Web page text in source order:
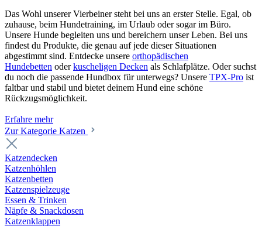
Das Wohl unserer Vierbeiner steht bei uns an erster Stelle. Egal, ob
zuhause, beim Hundetraining, im Urlaub oder sogar im Büro.
Unsere Hunde begleiten uns und bereichern unser Leben. Bei uns
findest du Produkte, die genau auf jede dieser Situationen
abgestimmt sind. Entdecke unsere orthopädischen
Hundebetten oderkuscheligen Decken als Schlafplätze. Oder suchst
du noch die passende Hundbox für unterwegs? Unsere TPX-Pro ist
faltbar und stabil und bietet deinem Hund eine schöne
Rückzugsmöglichkeit.
Erfahre mehr
Zur Kategorie Katzen
Katzendecken
Katzenhöhlen
Katzenbetten
Katzenspielzeuge
Essen & Trinken
Näpfe & Snackdosen
Katzenklappen